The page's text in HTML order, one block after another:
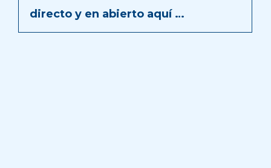
directo y en abierto aquí …